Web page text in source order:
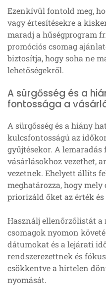
Ezenkívül fontold meg,
vagy értesítésekre a
maradj a hűségprogram
promóciós csomag
biztosítja, hogy soha ne
lehetőségekről.
A sürgősség és a
fontossága a
A sürgősség és a hiány
kulcsfontosságú az
gyűjtésekor. A
vásárlásokhoz vezethet,
vezetnek. Ehelyett állíts
meghatározza, hogy mely
priorizáld őket az érték
Használj ellenőrzőlistát a
csomagok nyomon
dátumokat és a lejárati
rendszerezettnek és
csökkentve a hirtelen
nyomását.